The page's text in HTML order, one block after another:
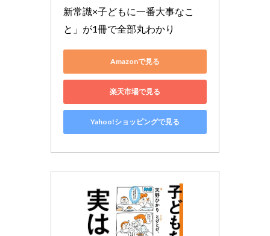
新常識×子どもに一番大事なこ
と」が1冊で全部丸わかり
Amazonで見る
楽天市場で見る
Yahoo!ショッピングで見る